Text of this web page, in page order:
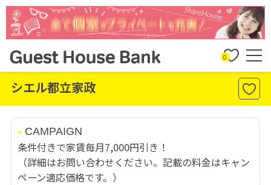
0
シエル都立家政
CAMPAIGN
条件付きで家賃毎月7,000円引き！
（詳細はお問い合わせください。記載の料金はキャン
ペーン適応価格です。）